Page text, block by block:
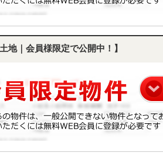
地｜会員様限定で公開中！】